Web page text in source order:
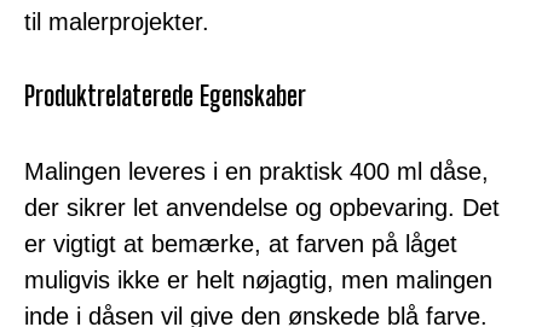
til malerprojekter.
Produktrelaterede Egenskaber
Malingen leveres i en praktisk 400 ml dåse,
der sikrer let anvendelse og opbevaring. Det
er vigtigt at bemærke, at farven på låget
muligvis ikke er helt nøjagtig, men malingen
inde i dåsen vil give den ønskede blå farve.